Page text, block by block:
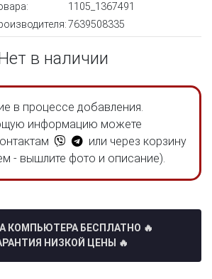
1105_1367491
7639508335
в наличии
в процессе добавления.
информацию можете
или через корзину
- вышлите фото и описание).
КОМПЬЮТЕРА БЕСПЛАТНО 🔥
НИЗКОЙ ЦЕНЫ 🔥